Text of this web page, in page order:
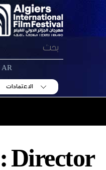
AR
الاعتمادات
Director :